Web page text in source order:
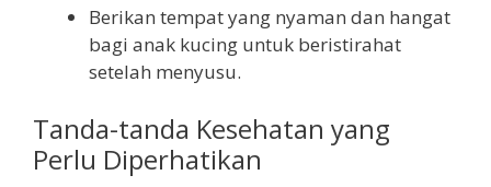
Berikan tempat yang nyaman dan hangat
bagi anak kucing untuk beristirahat
setelah menyusu.
Tanda-tanda Kesehatan yang
Perlu Diperhatikan